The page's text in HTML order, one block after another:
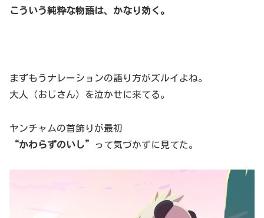
こういう純粋な物語は、かなり効く。
まずもうナレーションの語り方がズルイよね。
大人（おじさん）を泣かせに来てる。
ヤンチャムの首飾りが最初
“かわらずのいし”
って気づかずに見てた。